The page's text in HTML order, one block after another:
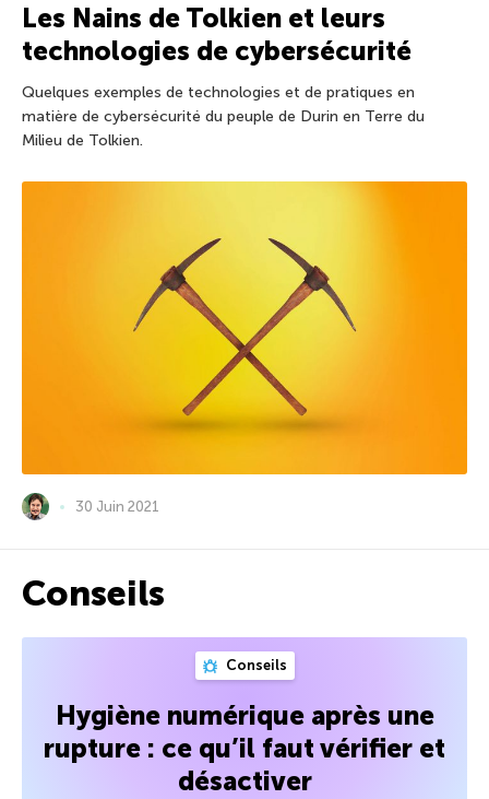
Les Nains de Tolkien et leurs
technologies de cybersécurité
Quelques exemples de technologies et de pratiques en
matière de cybersécurité du peuple de Durin en Terre du
Milieu de Tolkien.
30 Juin 2021
Conseils
Conseils
Hygiène numérique après une
rupture : ce qu’il faut vérifier et
désactiver